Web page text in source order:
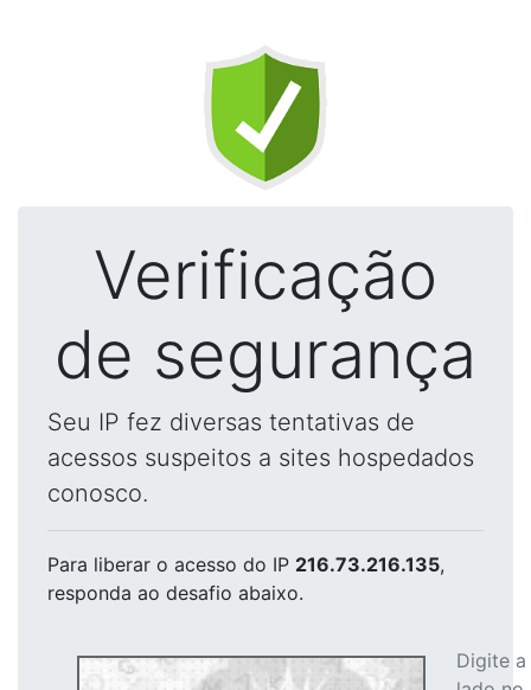
Verificação
de segurança
Seu IP fez diversas tentativas de
acessos suspeitos a sites hospedados
conosco.
Para liberar o acesso do IP 216.73.216.135,
responda ao desafio abaixo.
Digite